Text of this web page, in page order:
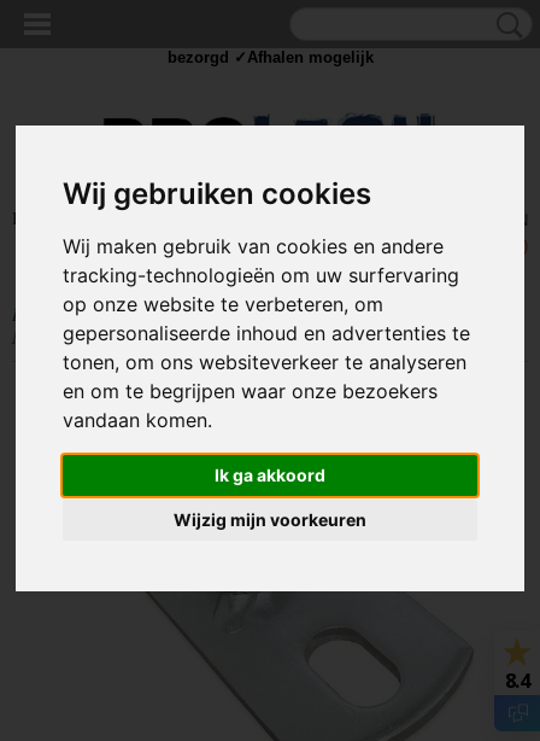
Wij gebruiken cookies
Wij maken gebruik van cookies en andere
tracking-technologieën om uw surfervaring
op onze website te verbeteren, om
gepersonaliseerde inhoud en advertenties te
tonen, om ons websiteverkeer te analyseren
en om te begrijpen waar onze bezoekers
vandaan komen.
Ik ga akkoord
Wijzig mijn voorkeuren
Inloggen Registreren
UW WINKELWAGEN
Geen producten
(0)
Home >IJZERWAREN>BEVESTIGING>MUURBEVESTIGING
Muurplaat met moer - M10 - 120 x 40mm - Gegalvaniseerd
bezorgd ✓Afhalen mogelijk
8.4